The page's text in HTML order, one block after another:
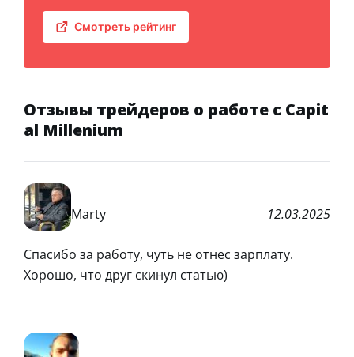
Смотреть рейтинг
Отзывы трейдеров о работе с Capit
al Millenium
Marty 12.03.2025
Спасибо за работу, чуть не отнес зарплату.
Хорошо, что друг скинул статью)